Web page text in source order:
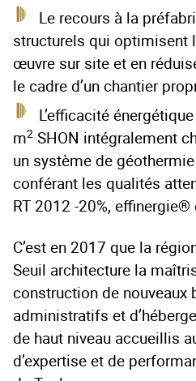
Le recours à la
structurels qui optimisent
œuvre sur site et en
le cadre d’un chantier
L’efficacité
m2 SHON intégralement
un système de
conférant les qualités
RT 2012 -20%, effinergie®
C’est en 2017 que la
Seuil architecture la
construction de nouveaux
administratifs et
de haut niveau accueillis
d’expertise et de